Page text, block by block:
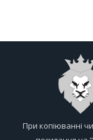
При копіюванні